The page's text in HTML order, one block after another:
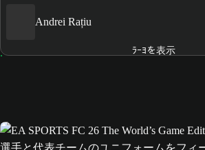
Andrei Rațiu
ﾗｰﾖを表示